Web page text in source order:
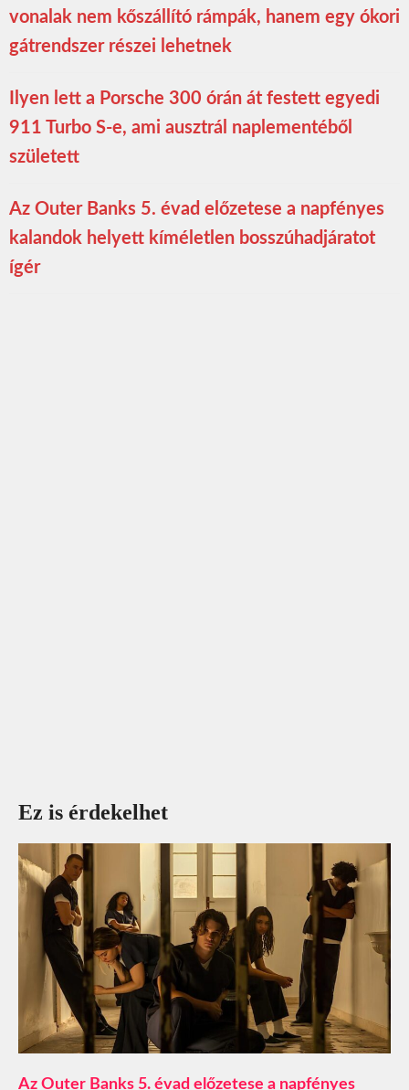
vonalak nem kőszállító rámpák, hanem egy ókori
gátrendszer részei lehetnek
Ilyen lett a Porsche 300 órán át festett egyedi
911 Turbo S-e, ami ausztrál naplementéből
született
Az Outer Banks 5. évad előzetese a napfényes
kalandok helyett kíméletlen bosszúhadjáratot
ígér
Ez is érdekelhet
Az Outer Banks 5. évad előzetese a napfényes